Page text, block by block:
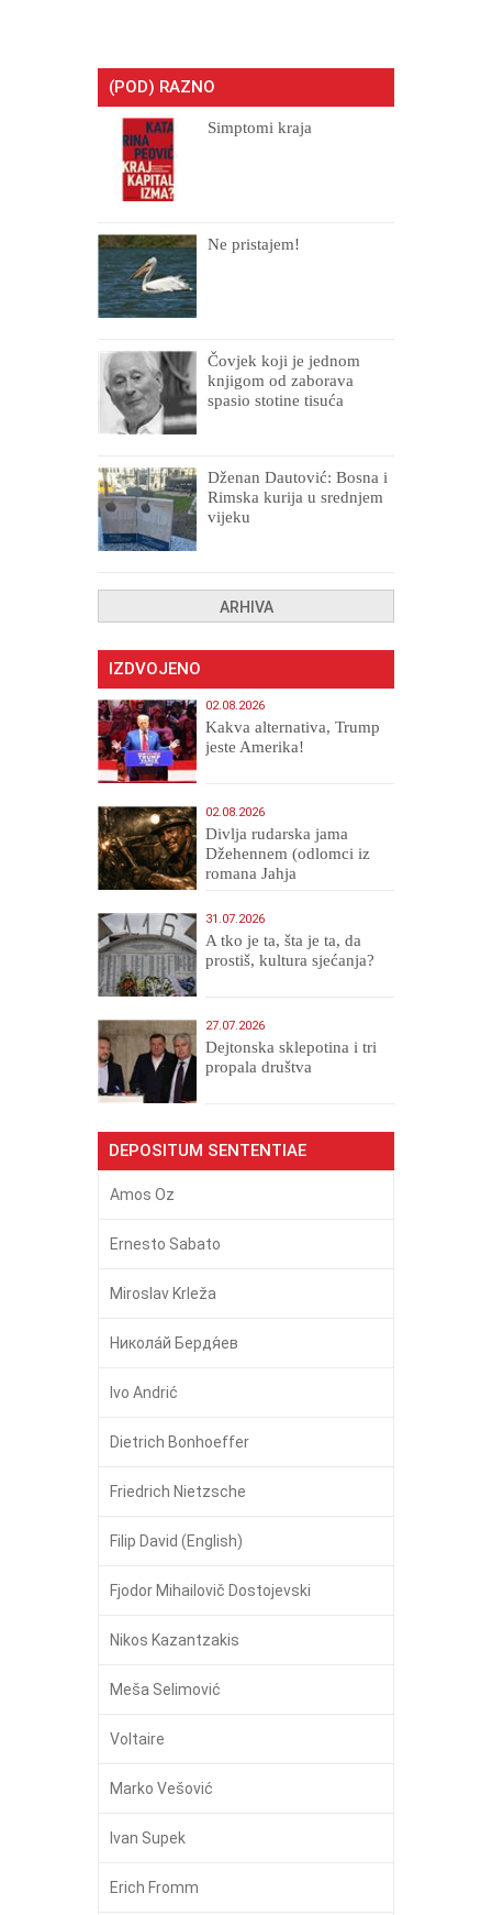
(POD) RAZNO
Simptomi kraja
Ne pristajem!
Čovjek koji je jednom
knjigom od zaborava
spasio stotine tisuća
Dženan Dautović: Bosna i
Rimska kurija u srednjem
vijeku
ARHIVA
IZDVOJENO
02.08.2026
Kakva alternativa, Trump
jeste Amerika!
02.08.2026
Divlja rudarska jama
Džehennem (odlomci iz
romana Jahja
31.07.2026
A tko je ta, šta je ta, da
prostiš, kultura sjećanja?
27.07.2026
Dejtonska sklepotina i tri
propala društva
DEPOSITUM SENTENTIAE
Amos Oz
Ernesto Sabato
Miroslav Krleža
Никола́й Бердя́ев
Ivo Andrić
Dietrich Bonhoeffer
Friedrich Nietzsche
Filip David (English)
Fjodor Mihailovič Dostojevski
Nikos Kazantzakis
Meša Selimović
Voltaire
Marko Vešović
Ivan Supek
Erich Fromm